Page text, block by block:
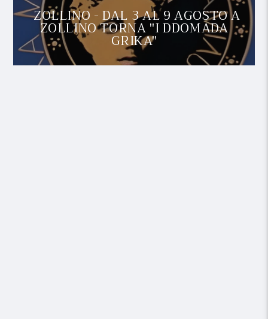
ZOLLINO - DAL 3 AL 9 AGOSTO A
ZOLLINO TORNA "I DDOMADA
GRIKA"